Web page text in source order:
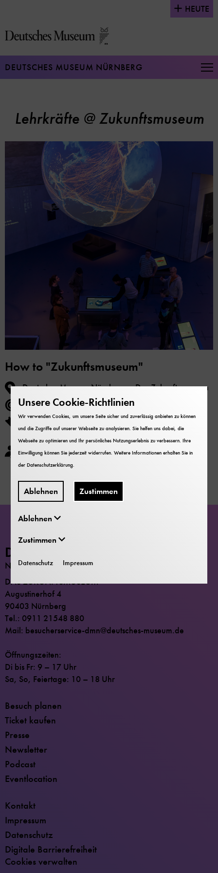
Seiteninhalt
springen
HEUTE
DEUTSCHES MUSEUM NÜRNBERG
Lehrkräfte @ Zukunftsmuseum
How to "Zukunftsmuseum"
Deutsches Museum Nürnberg – Das Zukunftsmuseum
Erwachsene, Inklusion und Vielfalt
Der Eintritt ist frei.
Die Teilnahme ist kostenlos.
Gruppengröße: 8 bis 15 Personen
Deutsches Museum
NÜRNBERG
DAS ZUKUNFTSMUSEUM
Augustinerhof 4
90403 Nürnberg
Tel.: 0911 21548 880
Mail: besucherservice-dmn@deutsches-museum.de
Öffnungszeiten:
Di bis Fr: 9 – 17 Uhr
Sa, So, Feiertage: 10 – 18 Uhr
Besuch planen
Ticket kaufen
Presse
Newsletter
Podcast
Eventlocation
Kontakt
Impressum
Datenschutz
Digitale Barrierefreiheit
Cookies verwalten
Unsere Cookie-Richtlinien
Wir verwenden Cookies, um unsere Seite sicher und zuverlässig anbieten zu können
und die Zugriffe auf unserer Webseite zu analysieren. Sie helfen uns dabei, die
Webseite zu optimieren und Ihr persönliches Nutzungserlebnis zu verbessern. Ihre
Einwilligung können Sie jederzeit widerrufen. Weitere Informationen erhalten Sie in
derDatenschutzerklärung.
Ablehnen Zustimmen
Ablehnen
Zustimmen
Datenschutz Impressum